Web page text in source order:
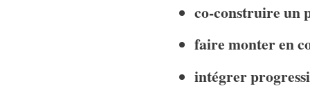
co-construire un
faire monter en
intégrer